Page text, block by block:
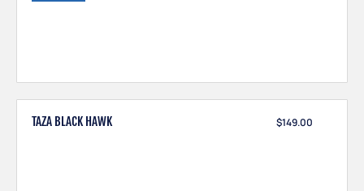
TAZA BLACK HAWK $149.00